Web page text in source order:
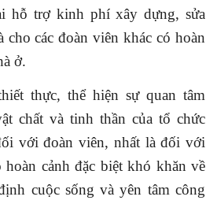
hỗ trợ kinh phí xâydựng, sửa
chocác đoàn viên khác có hoàn
ở.
thực, thể hiện sự quan tâm
chất và tinh thần của tổ chức
với đoàn viên, nhất là đối với
hoàn cảnh đặc biệt khó khăn về
cuộc sống và yên tâm công